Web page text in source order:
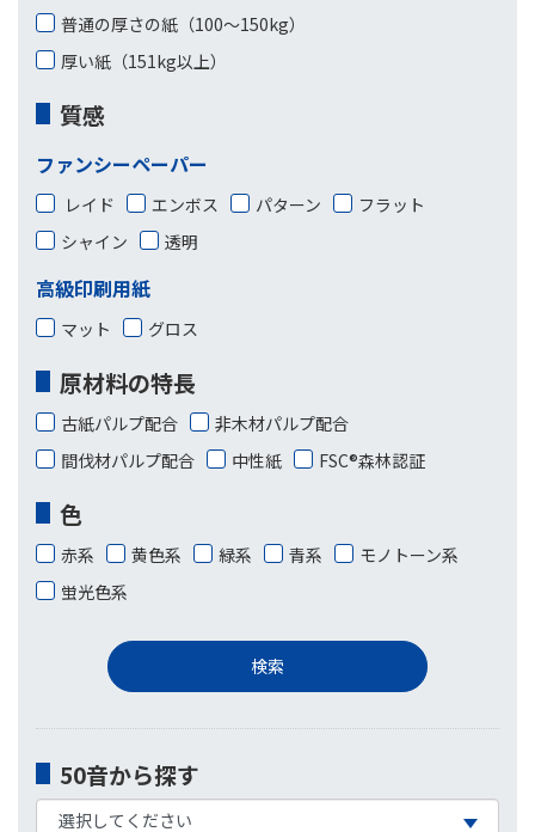
普通の厚さの紙（100〜150kg）
厚い紙（151kg以上）
質感
ファンシーペーパー
レイド エンボス パターン
フラット
シャイン
透明
高級印刷用紙
マット グロス
原材料の特長
古紙パルプ配合
非木材パルプ配合
間伐材パルプ配合
中性紙 FSC®森林認証
色
赤系 黄色系 緑系 青系
モノトーン系
蛍光色系
50音から探す